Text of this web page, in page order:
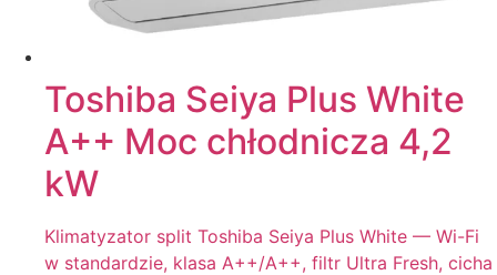
Toshiba Seiya Plus White
A++ Moc chłodnicza 4,2
kW
Klimatyzator split Toshiba Seiya Plus White — Wi-Fi
w standardzie, klasa A++/A++, filtr Ultra Fresh, cicha